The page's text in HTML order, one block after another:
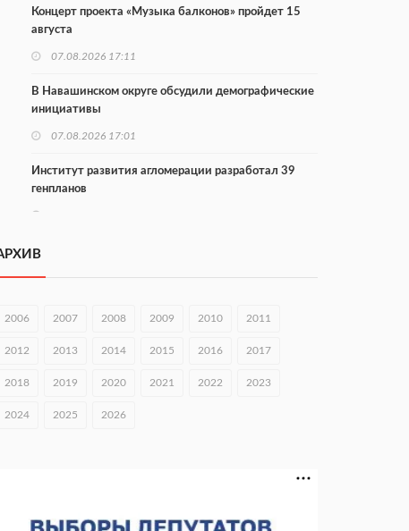
Концерт проекта «Музыка балконов» пройдет 15
августа
07.08.2026 17:11
В Навашинском округе обсудили демографические
инициативы
07.08.2026 17:01
Институт развития агломерации разработал 39
генпланов
С 8 августа изменят схему движения на въезде в
оперштаба
В Чкаловске спустили на воду «Метеор-120Р»
07.08.2026 13:48
2006 2007 2008 2009 2010 2011
2012 2013 2014 2015 2016 2017
2018 2019 2020 2021 2022 2023
2024 2025 2026